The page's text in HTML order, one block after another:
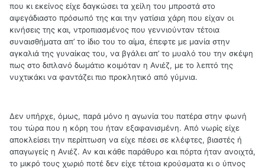
που κι εκείνος είχε δαγκώσει τα χείλη του μπροστά στο
αψεγάδιαστο πρόσωπό της και την γατίσια χάρη που είχαν οι
κινήσεις της και, ντροπιασμένος που γεννιούνταν τέτοια
συναισθήματα απ’ το ίδιο του το αίμα, έπεφτε με μανία στην
αγκαλιά της γυναίκας του, να βγάλει απ’ το μυαλό του την σκέψη
πως στο διπλανό δωμάτιο κοιμόταν η Ανιέζ, με το λεπτό της
νυχτικάκι να φαντάζει πιο προκλητικό από γύμνια.
Δεν υπήρχε, όμως, παρά μόνο η αγωνία του πατέρα στην φωνή
του τώρα που η κόρη του ήταν εξαφανισμένη. Από νωρίς είχε
αποκλείσει την περίπτωση να είχε πέσει σε κλέφτες, βιαστές ή
απαγωγείς η Ανιέζ. Αν και κάθε παράθυρο και πόρτα ήταν ανοιχτά,
το μικρό τους χωριό ποτέ δεν είχε τέτοια κρούσματα κι ο ύπνος